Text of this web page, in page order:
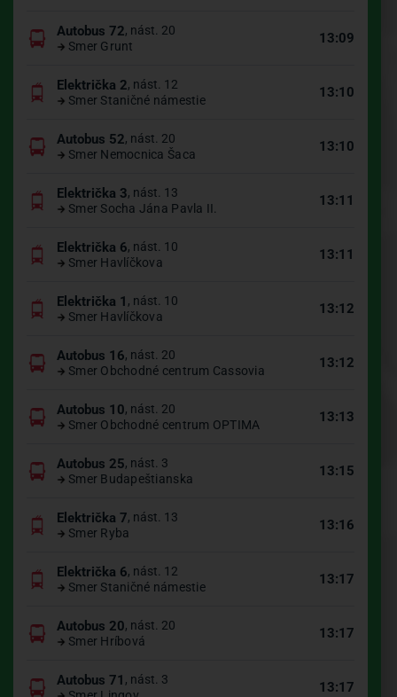
Autobus 72, nást. 20
Smer Grunt
13:09
Električka 2, nást. 12
Smer Staničné námestie
13:10
Autobus 52, nást. 20
Smer Nemocnica Šaca
13:10
Električka 3, nást. 13
Smer Socha Jána Pavla II.
13:11
Električka 6, nást. 10
Smer Havlíčkova
13:11
Električka 1 , nást. 10
Smer Havlíčkova
13:12
Autobus 16, nást. 20
Smer Obchodné centrum Cassovia
13:12
Autobus 10, nást. 20
Smer Obchodné centrum OPTIMA
13:13
Autobus 25, nást. 3
Smer Budapeštianska
13:15
Električka 7, nást. 13
Smer Ryba
13:16
Električka 6, nást. 12
Smer Staničné námestie
13:17
Autobus 20, nást. 20
Smer Hríbová
13:17
Autobus 71 , nást. 3
13:17